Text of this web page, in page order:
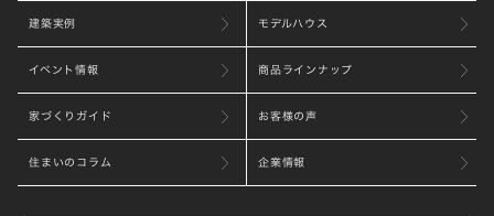
建築実例 モデルハウス
イベント情報 商品ラインナップ
家づくりガイド お客様の声
住まいのコラム 企業情報